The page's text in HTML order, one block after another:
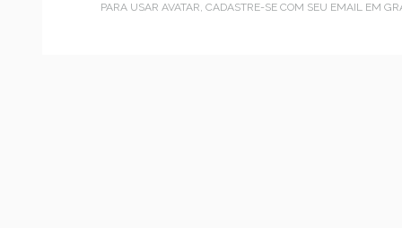
PARA USAR AVATAR, CADASTRE-SE COM SEU EMAIL EM